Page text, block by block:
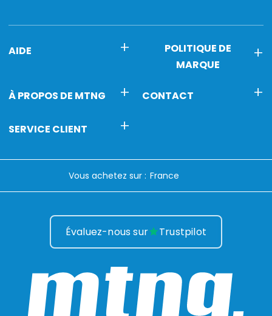
AIDE
POLITIQUE DE
MARQUE
À PROPOS DE MTNG CONTACT
SERVICE CLIENT
Vous achetez sur :
Évaluez-nous sur Trustpilot